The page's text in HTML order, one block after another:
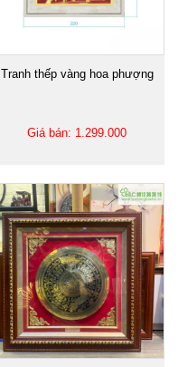
Tranh thếp vàng hoa phượng
Giá bán: 1.299.000